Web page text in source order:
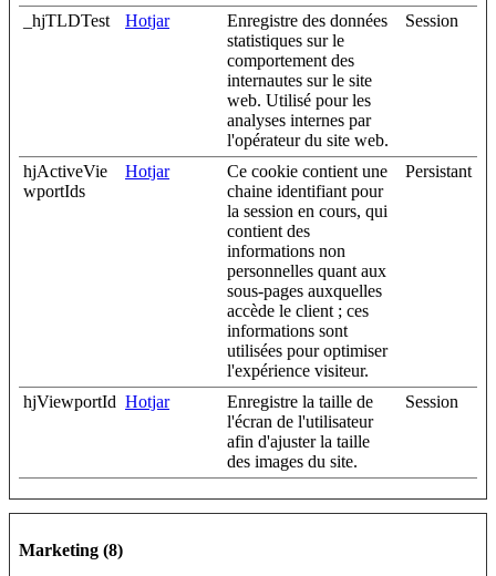
_hjTLDTest Hotjar
Enregistre des données
statistiques sur le
comportement des
internautes sur le site
web. Utilisé pour les
analyses internes par
l'opérateur du site web.
Session
hjActiveVie
wportIds
Hotjar
Ce cookie contient une
chaine identifiant pour
la session en cours, qui
contient des
informations non
personnelles quant aux
sous-pages auxquelles
accède le client ; ces
informations sont
utilisées pour optimiser
l'expérience visiteur.
Persistant
hjViewportId Hotjar
Enregistre la taille de
l'écran de l'utilisateur
afin d'ajuster la taille
des images du site.
Session
Marketing (8)